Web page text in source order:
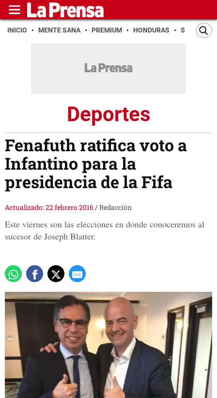
INICIO MENTE SANA PREMIUM HONDURAS SAN PEDRO
Deportes
Fenafuth ratifica voto a
Infantino para la
presidencia de la Fifa
Actualizado: 22 febrero 2016/Redacción
Este viernes son las elecciones en donde conoceremos al
sucesor de Joseph Blatter.